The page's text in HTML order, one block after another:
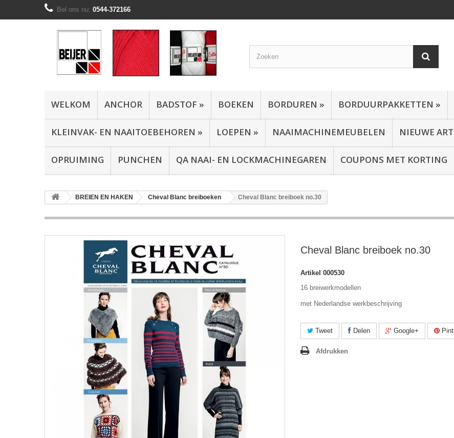
Bel ons nu: 0544-372166
WELKOM ANCHOR BADSTOF » BOEKEN BORDUREN » BORDUURPAKKETTEN »
KLEINVAK- EN NAAITOEBEHOREN » LOEPEN » NAAIMACHINEMEUBELEN NIEUWE
OPRUIMING PUNCHEN QA NAAI- EN LOCKMACHINEGAREN COUPONS MET KORTING
BREIEN EN HAKEN Cheval Blanc breiboeken Cheval Blanc breiboek no.30
Cheval Blanc breiboek no.30
Artikel 000530
16 breiwerkmodellen
met Nederlandse werkbeschrijving
Tweet Delen Google+
Afdrukken